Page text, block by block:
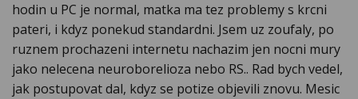
hodin u PC je normal, matka ma tez problemy s krcni
pateri, i kdyz ponekud standardni. Jsem uz zoufaly, po
ruznem prochazeni internetu nachazim jen nocni mury
jako nelecena neuroborelioza nebo RS.. Rad bych vedel,
jak postupovat dal, kdyz se potize objevili znovu. Mesic